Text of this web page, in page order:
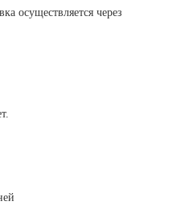
осуществляется через